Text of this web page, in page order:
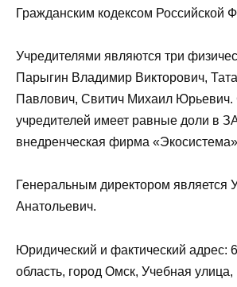
Гражданским кодексом Российской
Учредителями являются три
Парыгин Владимир Викторович,
Павлович, Свитич Михаил Юрьевич.
учредителей имеет равные доли в
внедренческая фирма «Экосистема»
Генеральным директором является
Анатольевич.
Юридический и фактический адрес:
область, город Омск, Учебная улица,